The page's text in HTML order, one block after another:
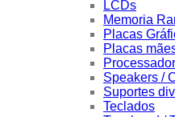
LCDs
Memoria
Placas
Placas
Speakers /
Suportes
Teclados